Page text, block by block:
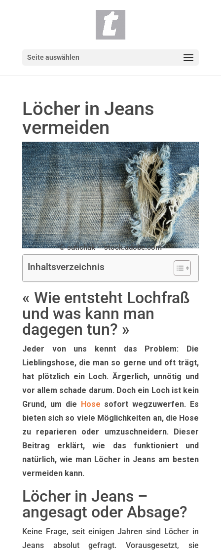
Seite auswählen
Löcher in Jeans
vermeiden
© sutichak – stock.adobe.com
Inhaltsverzeichnis
« Wie entsteht Lochfraß
und was kann man
dagegen tun? »
Jeder von uns kennt das Problem: Die
Lieblingshose, die man so gerne und oft trägt,
hat plötzlich ein Loch. Ärgerlich, unnötig und
vor allem schade darum. Doch ein Loch ist kein
Grund, um die Hose sofort wegzuwerfen. Es
bieten sich so viele Möglichkeiten an, die Hose
zu reparieren oder umzuschneidern. Dieser
Beitrag erklärt, wie das funktioniert und
natürlich, wie man Löcher in Jeans am besten
vermeiden kann.
Löcher in Jeans –
angesagt oder Absage?
Keine Frage, seit einigen Jahren sind Löcher in
Jeans absolut gefragt. Vorausgesetzt, sie